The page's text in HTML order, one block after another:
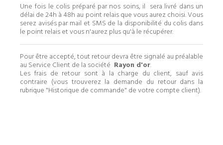
Une fois le colis préparé par nos soins, il sera livré dans un
délai de 24h à 48h au point relais que vous aurez choisi. Vous
serez avisés par mail et SMS de la disponibilité du colis dans
le point relais et vous n'aurez plus qu'à le récupérer.
Pour être accepté, tout retour devra être signalé au préalable
au Service Client de la société Rayon d'or.
Les frais de retour sont à la charge du client, sauf avis
contraire (vous trouverez la demande du retour dans la
rubrique "Historique de commande" de votre compte client).